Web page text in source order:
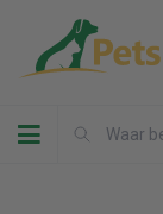
Toggle